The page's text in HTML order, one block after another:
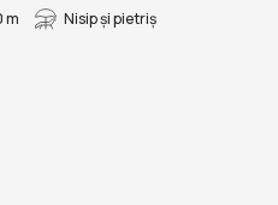
m Nisip și pietriş